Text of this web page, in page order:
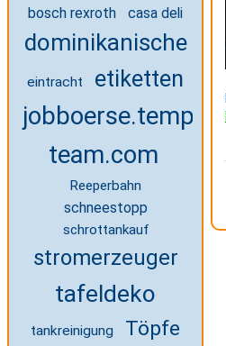
bosch rexroth casa deli
dominikanische
eintracht etiketten
jobboerse.tempo-
team.com
Reeperbahn
schneestopp
schrottankauf
stromerzeuger
tafeldeko
tankreinigung Töpfe